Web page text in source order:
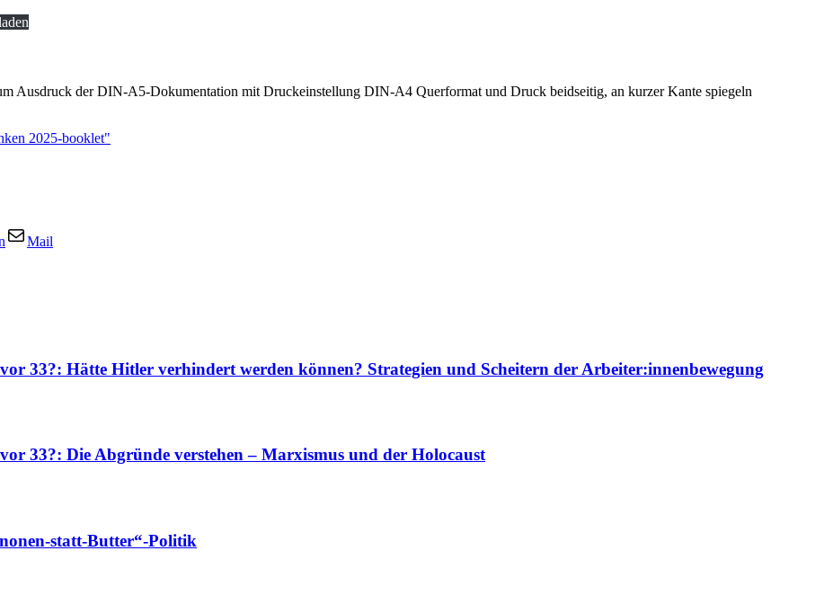
Ausdruck der DIN-A5-Dokumentation mit Druckeinstellung DIN-A4 Querformat und Druck beidseitig, an kurzer Kante spiegeln
2025-booklet"
Mail
33?: Hätte Hitler verhindert werden können? Strategien und Scheitern der Arbeiter:innenbewegung
33?: Die Abgründe verstehen – Marxismus und der Holocaust
statt-Butter“-Politik